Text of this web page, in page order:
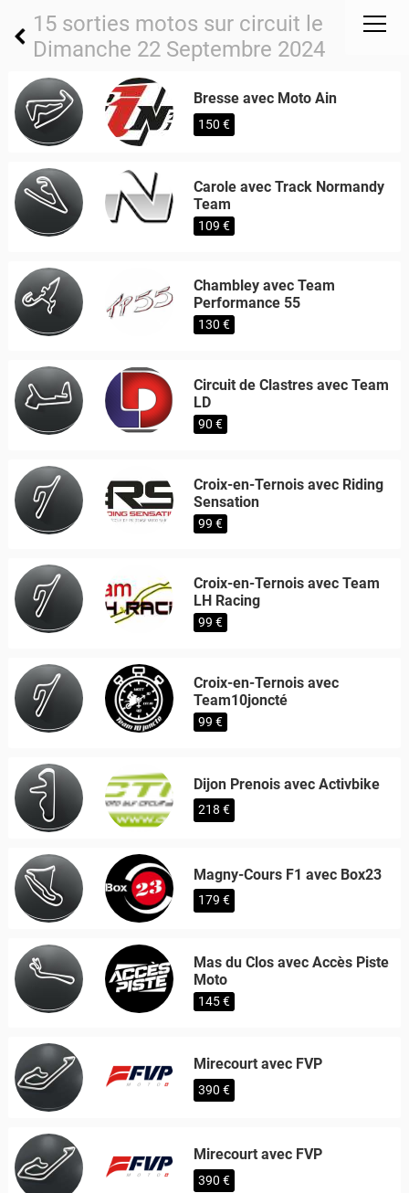
15 sorties motos sur circuit le
Dimanche 22 Septembre 2024
Bresse avec Moto Ain
150 €
Carole avec Track Normandy
Team
109 €
Chambley avec Team
Performance 55
130 €
Circuit de Clastres avec Team
LD
90 €
Croix-en-Ternois avec Riding
Sensation
99 €
Croix-en-Ternois avec Team
LH Racing
99 €
Croix-en-Ternois avec
Team10joncté
99 €
Dijon Prenois avec Activbike
218 €
Magny-Cours F1 avec Box23
179 €
Mas du Clos avec Accès Piste
Moto
145 €
Mirecourt avec FVP
390 €
Mirecourt avec FVP
390 €